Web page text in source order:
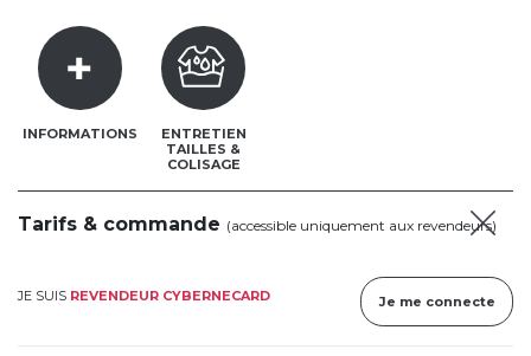
INFORMATIONS
ENTRETIEN
TAILLES &
COLISAGE
Tarifs & commande (accessible uniquement aux revendeurs)
JE SUIS REVENDEUR CYBERNECARD Je me connecte